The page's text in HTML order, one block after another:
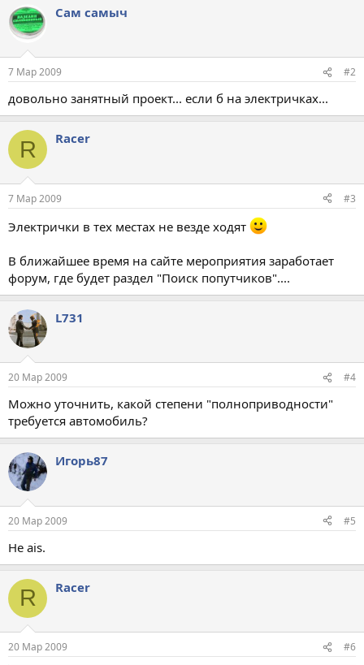
Сам самыч
7 Мар 2009 #2
довольно занятный проект... если б на электричках...
R Racer
7 Мар 2009 #3
Электрички в тех местах не везде ходят
В ближайшее время на сайте мероприятия заработает
форум, где будет раздел "Поиск попутчиков"....
L731
20 Мар 2009 #4
Можно уточнить, какой степени "полноприводности"
требуется автомобиль?
Игорь87
20 Мар 2009 #5
Не ais.
R Racer
20 Мар 2009 #6